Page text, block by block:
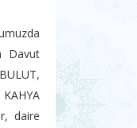
Davut
daire